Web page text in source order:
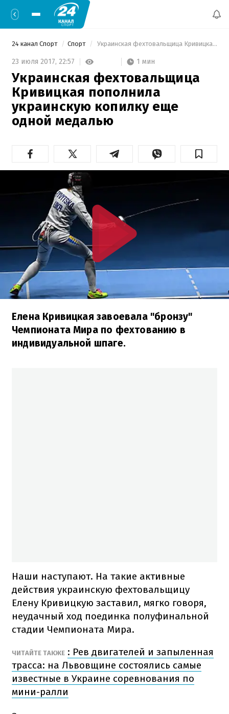
24 канал Спорт Спорт Украинская фехтовальщица Кривицкая пополнила украинскую копилку еще одной медалью
23 июля 2017, 22:57 1 мин
Украинская фехтовальщица
Кривицкая пополнила
украинскую копилку еще
одной медалью
Елена Кривицкая завоевала "бронзу"
Чемпионата Мира по фехтованию в
индивидуальной шпаге.
Наши наступают. На такие активные
действия украинскую фехтовальщицу
Елену Кривицкую заставил, мягко говоря,
неудачный ход поединка полуфинальной
стадии Чемпионата Мира.
ЧИТАЙТЕ ТАКЖЕ : Рев двигателей и запыленная
трасса: на Львовщине состоялись самые
известные в Украине соревнования по
мини-ралли